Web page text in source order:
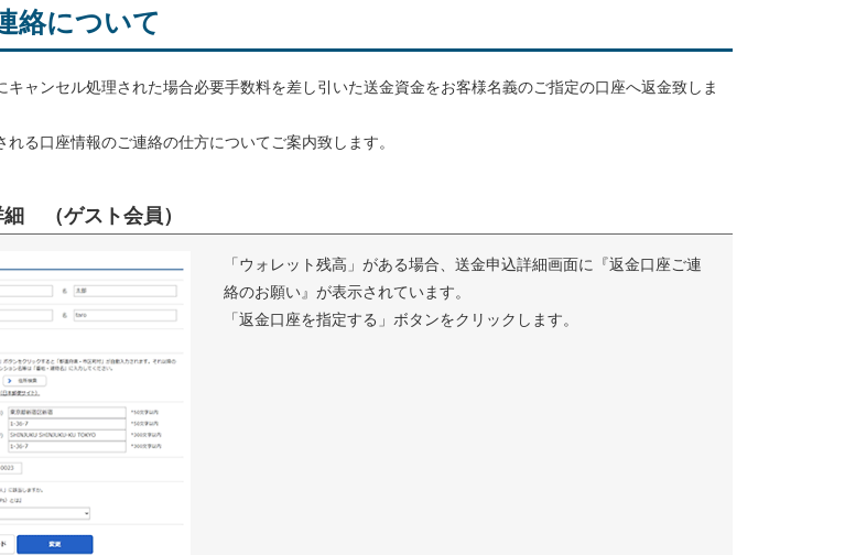
絡について
キャンセル処理された場合必要手数料を差し引いた送金資金をお客様名義のご指定の口座へ返金致しま
れる口座情報のご連絡の仕方についてご案内致します。
（ゲスト会員）
「ウォレット残高」がある場合、送金申込詳細画面に『返金口座ご連
絡のお願い』が表示されています。
「返金口座を指定する」ボタンをクリックします。